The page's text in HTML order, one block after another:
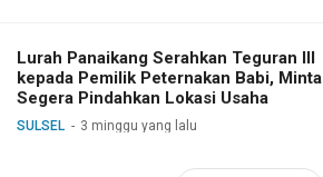
Lurah Panaikang Serahkan Teguran III
kepada Pemilik Peternakan Babi, Minta
Segera Pindahkan Lokasi Usaha
SULSEL 3 minggu yang lalu